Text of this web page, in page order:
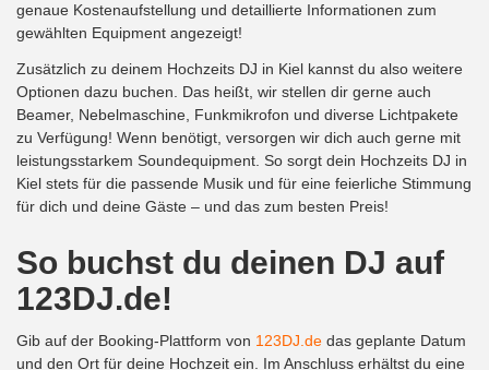
genaue Kostenaufstellung und detaillierte Informationen zum
gewählten Equipment angezeigt!
Zusätzlich zu deinem Hochzeits DJ in Kiel kannst du also weitere
Optionen dazu buchen. Das heißt, wir stellen dir gerne auch
Beamer, Nebelmaschine, Funkmikrofon und diverse Lichtpakete
zu Verfügung! Wenn benötigt, versorgen wir dich auch gerne mit
leistungsstarkem Soundequipment. So sorgt dein Hochzeits DJ in
Kiel stets für die passende Musik und für eine feierliche Stimmung
für dich und deine Gäste – und das zum besten Preis!
So buchst du deinen DJ auf
123DJ.de!
Gib auf der Booking-Plattform von 123DJ.de das geplante Datum
und den Ort für deine Hochzeit ein. Im Anschluss erhältst du eine